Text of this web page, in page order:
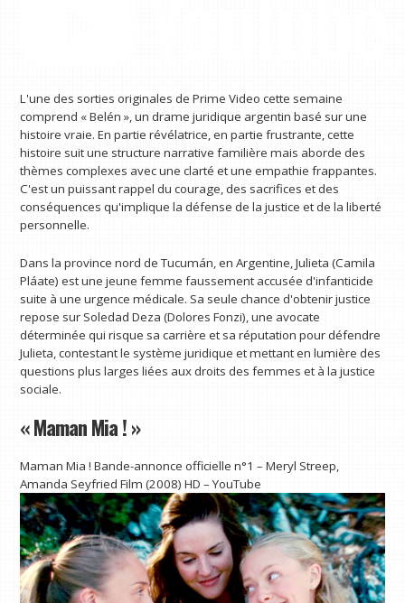
L'une des sorties originales de Prime Video cette semaine
comprend « Belén », un drame juridique argentin basé sur une
histoire vraie. En partie révélatrice, en partie frustrante, cette
histoire suit une structure narrative familière mais aborde des
thèmes complexes avec une clarté et une empathie frappantes.
C'est un puissant rappel du courage, des sacrifices et des
conséquences qu'implique la défense de la justice et de la liberté
personnelle.
Dans la province nord de Tucumán, en Argentine, Julieta (Camila
Pláate) est une jeune femme faussement accusée d'infanticide
suite à une urgence médicale. Sa seule chance d'obtenir justice
repose sur Soledad Deza (Dolores Fonzi), une avocate
déterminée qui risque sa carrière et sa réputation pour défendre
Julieta, contestant le système juridique et mettant en lumière des
questions plus larges liées aux droits des femmes et à la justice
sociale.
« Maman Mia ! »
Maman Mia ! Bande-annonce officielle n°1 – Meryl Streep,
Amanda Seyfried Film (2008) HD – YouTube